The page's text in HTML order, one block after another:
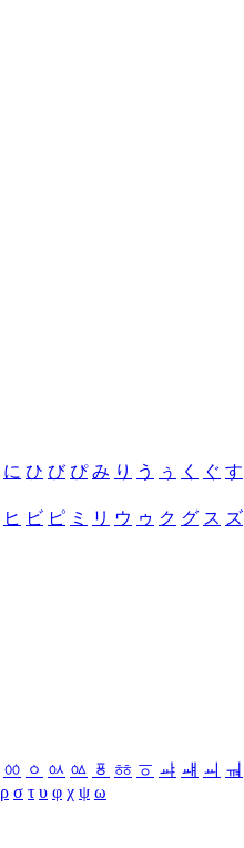
に ひ び ぴ み り う ぅ く ぐ す
ヒ ビ ピ ミ リ ウ ゥ ク グ ス ズ
ㆀ ㆁ ㆂ ㆃ ㆄ ㆅ ㆆ ㆇ ㆈ ㆉ ㆊ
ρ σ τ υ φ χ ψ ω